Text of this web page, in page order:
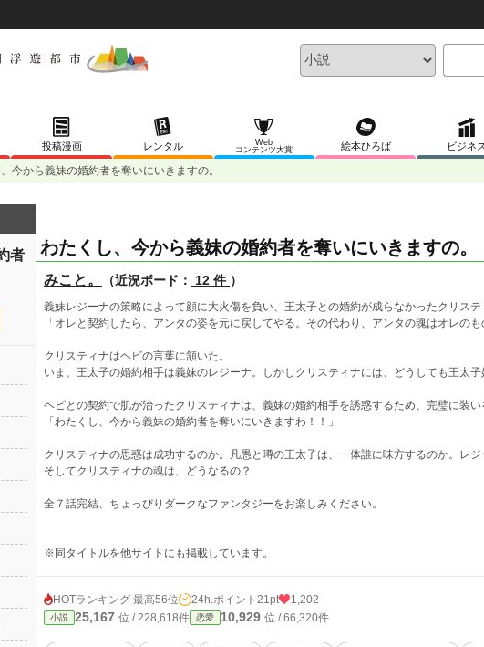
投稿漫画 レンタル
Web
コンテンツ大賞
絵本ひろば ビジネス
今から義妹の婚約者を奪いにいきますの。
わたくし、今から義妹の婚約者を奪いにいきますの。
みこと。 （近況ボード： 12 件 ）
義妹レジーナの策略によって顔に大火傷を負い、王太子との婚約が成らなかったクリステ
「オレと契約したら、アンタの姿を元に戻してやる。その代わり、アンタの魂はオレのも
クリスティナはヘビの言葉に頷いた。
いま、王太子の婚約相手は義妹のレジーナ。しかしクリスティナには、どうしても王太子
ヘビとの契約で肌が治ったクリスティナは、義妹の婚約相手を誘惑するため、完璧に装い
「わたくし、今から義妹の婚約者を奪いにいきますわ！！」
クリスティナの思惑は成功するのか。凡愚と噂の王太子は、一体誰に味方するのか。レジ
そしてクリスティナの魂は、どうなるの？
全７話完結、ちょっぴりダークなファンタジーをお楽しみください。
※同タイトルを他サイトにも掲載しています。
HOTランキング 最高56位 24h.ポイント 21pt 1,202
小説 25,167 位 / 228,618件 恋愛 10,929 位 / 66,320件
者